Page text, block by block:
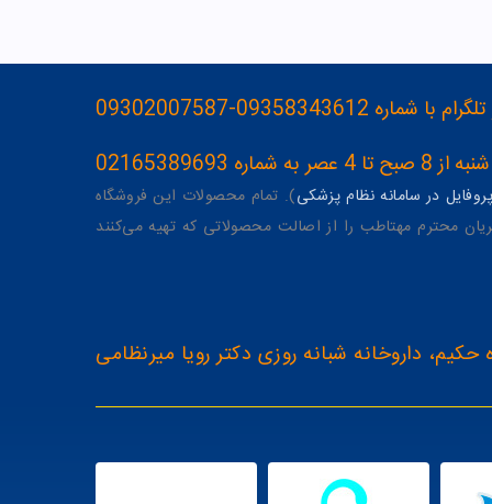
09302007587
در سامانه نظام پزشکی). تمام محصولات این فروشگاه
محترم مهتاطب را از اصالت محصولاتی که تهیه می‌کنند
داروخانه شبانه روزی دکتر رویا میرنظامی